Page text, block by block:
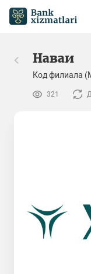
Наваи
Код филиала
321